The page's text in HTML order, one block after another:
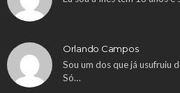
Orlando Campos
Sou um dos que já usufruiu
Só…